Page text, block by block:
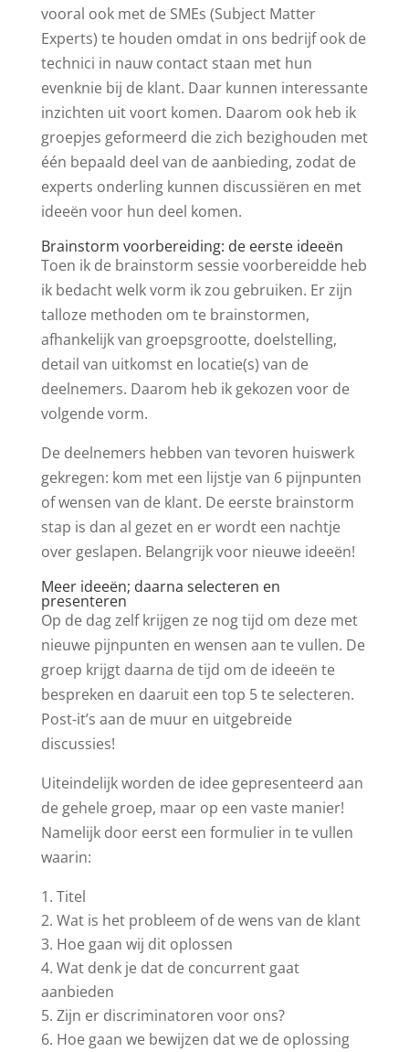
vooral ook met de SMEs (Subject Matter
Experts) te houden omdat in ons bedrijf ook de
technici in nauw contact staan met hun
evenknie bij de klant. Daar kunnen interessante
inzichten uit voort komen. Daarom ook heb ik
groepjes geformeerd die zich bezighouden met
één bepaald deel van de aanbieding, zodat de
experts onderling kunnen discussiëren en met
ideeën voor hun deel komen.
Brainstorm voorbereiding: de eerste ideeën
Toen ik de brainstorm sessie voorbereidde heb
ik bedacht welk vorm ik zou gebruiken. Er zijn
talloze methoden om te brainstormen,
afhankelijk van groepsgrootte, doelstelling,
detail van uitkomst en locatie(s) van de
deelnemers. Daarom heb ik gekozen voor de
volgende vorm.
De deelnemers hebben van tevoren huiswerk
gekregen: kom met een lijstje van 6 pijnpunten
of wensen van de klant. De eerste brainstorm
stap is dan al gezet en er wordt een nachtje
over geslapen. Belangrijk voor nieuwe ideeën!
Meer ideeën; daarna selecteren en
presenteren
Op de dag zelf krijgen ze nog tijd om deze met
nieuwe pijnpunten en wensen aan te vullen. De
groep krijgt daarna de tijd om de ideeën te
bespreken en daaruit een top 5 te selecteren.
Post-it’s aan de muur en uitgebreide
discussies!
Uiteindelijk worden de idee gepresenteerd aan
de gehele groep, maar op een vaste manier!
Namelijk door eerst een formulier in te vullen
waarin:
Titel
Wat is het probleem of de wens van de klant
Hoe gaan wij dit oplossen
Wat denk je dat de concurrent gaat
aanbieden
Zijn er discriminatoren voor ons?
Hoe gaan we bewijzen dat we de oplossing